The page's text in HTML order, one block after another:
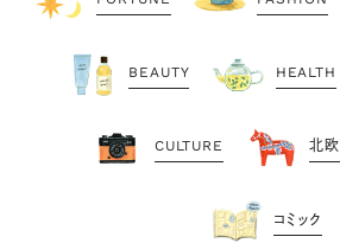
BEAUTY HEALTH
CULTURE 北欧
コミック